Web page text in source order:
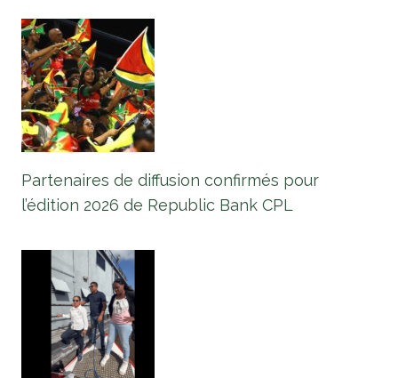
Partenaires de diffusion confirmés pour
l’édition 2026 de Republic Bank CPL